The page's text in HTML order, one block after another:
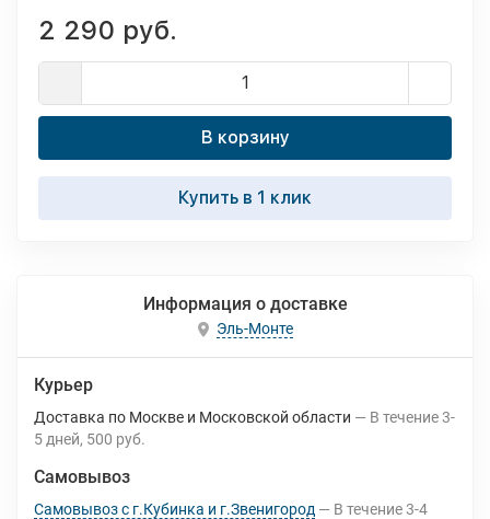
2 290 руб.
В корзину
Купить в 1 клик
Информация о доставке
Эль-Монте
Курьер
Доставка по Москве и Московской области В течение3-
5 дней 500 руб.
Самовывоз
Самовывоз с г.Кубинка и г.Звенигород В течение3-4